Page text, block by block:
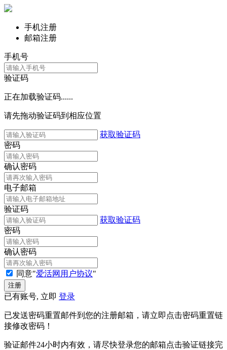
手机注册
邮箱注册
手机号
验证码
正在加载验证码......
请先拖动验证码到相应位置
获取验证码
密码
确认密码
电子邮箱
验证码
获取验证码
密码
确认密码
同意"爱活网用户协议"
已有账号, 立即 登录
已发送密码重置邮件到您的注册邮箱，请立即点击密码重置链
接修改密码！
验证邮件24小时内有效，请尽快登录您的邮箱点击验证链接完